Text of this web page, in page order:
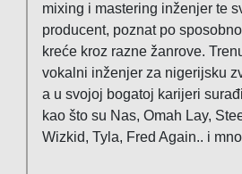
mixing i mastering inženjer te
producent, poznat po
kreće kroz razne žanrove.
vokalni inženjer za nigerijsku
a u svojoj bogatoj karijeri
kao što su Nas, Omah Lay,
Wizkid, Tyla, Fred Again.. i